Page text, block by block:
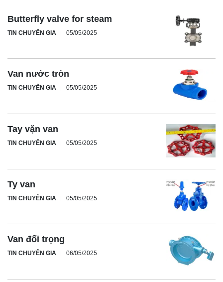
Butterfly valve for steam
TIN CHUYÊN GIA 05/05/2025
Van nước tròn
TIN CHUYÊN GIA 05/05/2025
Tay vặn van
TIN CHUYÊN GIA 05/05/2025
Ty van
TIN CHUYÊN GIA 05/05/2025
Van đối trọng
TIN CHUYÊN GIA 06/05/2025